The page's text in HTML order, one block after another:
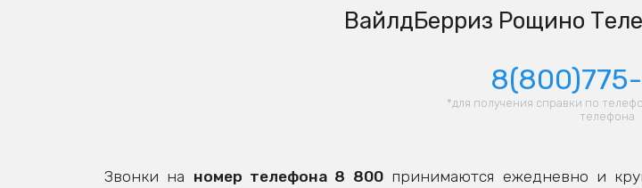
ВайлдБерриз Рощино
*для получения справки по
телефона
Звонки на номер телефона 8 800принимаются ежедневно и